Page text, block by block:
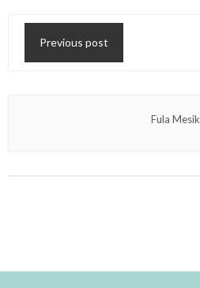
Previous post
Fula